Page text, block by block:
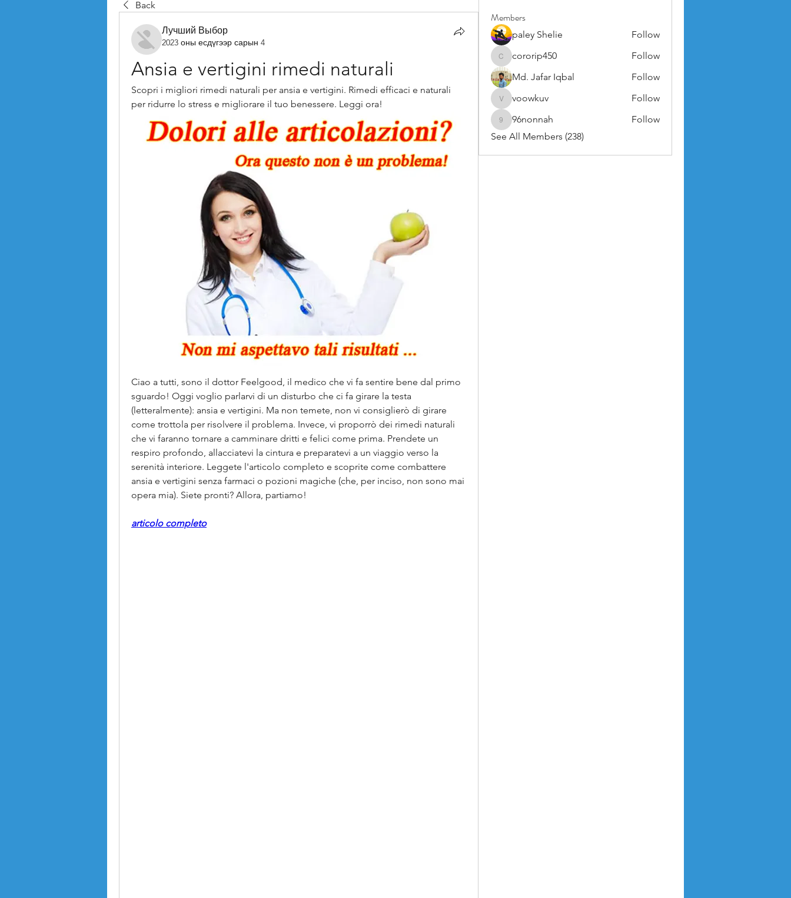
Back
Лучший Выбор
2023 оны есдүгээр сарын 4
Ansia e vertigini rimedi naturali
Scopri i migliori rimedi naturali per ansia e vertigini. Rimedi efficaci e naturali
per ridurre lo stress e migliorare il tuo benessere. Leggi ora!
Ciao a tutti, sono il dottor Feelgood, il medico che vi fa sentire bene dal primo
sguardo! Oggi voglio parlarvi di un disturbo che ci fa girare la testa
(letteralmente): ansia e vertigini. Ma non temete, non vi consiglierò di girare
come trottola per risolvere il problema. Invece, vi proporrò dei rimedi naturali
che vi faranno tornare a camminare dritti e felici come prima. Prendete un
respiro profondo, allacciatevi la cintura e preparatevi a un viaggio verso la
serenità interiore. Leggete l'articolo completo e scoprite come combattere
ansia e vertigini senza farmaci o pozioni magiche (che, per inciso, non sono mai
opera mia). Siete pronti? Allora, partiamo!
articolo completo
Members
paley Shelie Follow
cororip450
cororip450
Follow
Md. Jafar Iqbal
Follow
voowkuv
voowkuv Follow
96nonnah
96nonnah
Follow
See All Members (238)